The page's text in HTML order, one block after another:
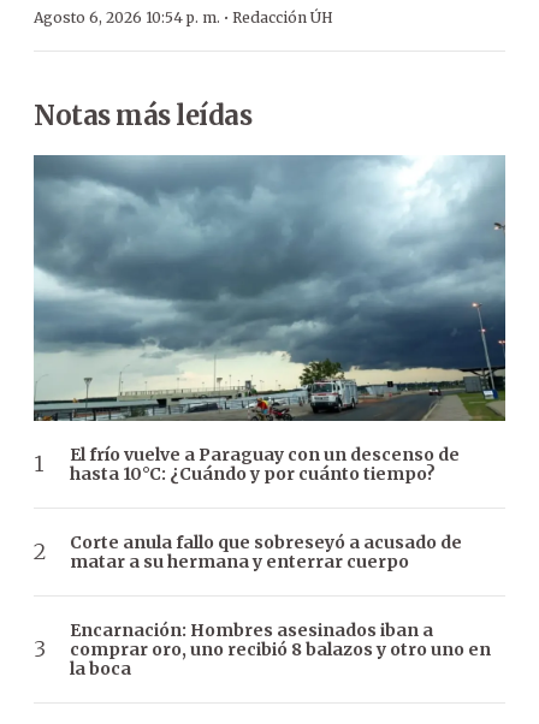
Agosto 6, 2026 10:54 p. m. · Redacción ÚH
Notas más leídas
El frío vuelve a Paraguay con un descenso de
hasta 10°C: ¿Cuándo y por cuánto tiempo?
Corte anula fallo que sobreseyó a acusado de
matar a su hermana y enterrar cuerpo
Encarnación: Hombres asesinados iban a
comprar oro, uno recibió 8 balazos y otro uno en
la boca